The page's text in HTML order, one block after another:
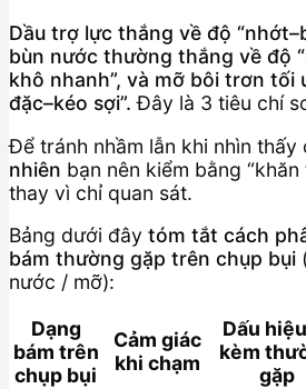
Dầu trợ lực thắng về độ
bùn nước thường thắng về độ
khô nhanh”, và mỡ bôi trơn tối
đặc–kéo sợi”. Đây là 3 tiêu chí
Để tránh nhầm lẫn khi nhìn thấy
nhiên bạn nên kiểm bằng
thay vì chỉ quan sát.
Bảng dưới đây tóm tắt cách
bám thường gặp trên chụp bụi
nước / mỡ):
Dạng
bám trên
chụp bụi
Cảm giác
khi chạm
Dấu
kèm
gặp